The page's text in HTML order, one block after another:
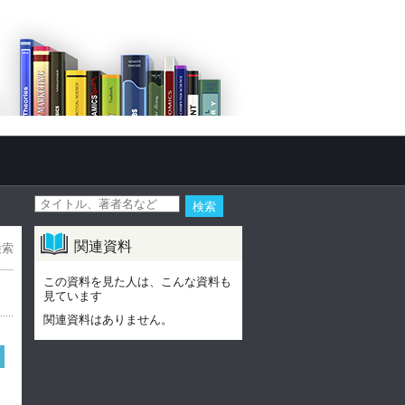
関連資料
この資料を見た人は、こんな資料も
見ています
関連資料はありません。